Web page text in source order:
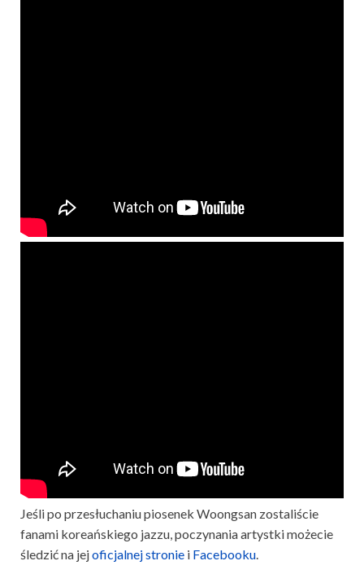
Jeśli po przesłuchaniu piosenek Woongsan zostaliście
fanami koreańskiego jazzu, poczynania artystki możecie
śledzić na jejoficjalnej stronie i Facebooku.